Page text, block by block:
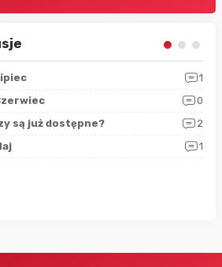
1
0
są już dostępne?
2
1